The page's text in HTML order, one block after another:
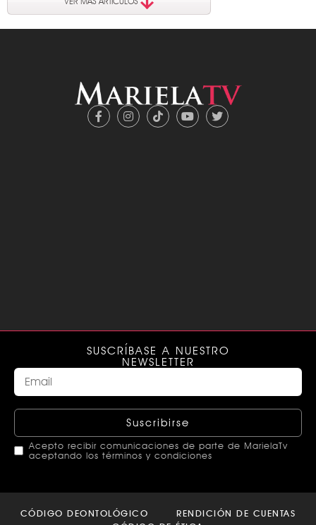
SUSCRÍBASE A NUESTRO
NEWSLETTER
Suscribirse
Acepto recibir comunicaciones de parte de MarielaTv
aceptando los términos y condiciones
should
CÓDIGO DEONTOLÓGICO
RENDICIÓN DE CUENTAS